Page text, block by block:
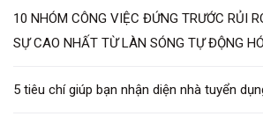
10 NHÓM CÔNG VIỆC ĐỨNG TRƯỚC RỦI
SỰ CAO NHẤT TỪ LÀN SÓNG TỰ ĐỘNG
5 tiêu chí giúp bạn nhận diện nhà tuyển